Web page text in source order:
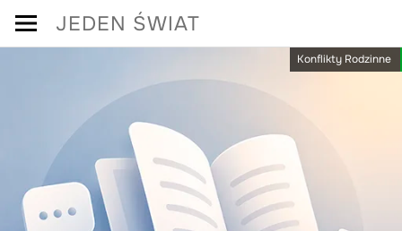
Skip
JEDEN ŚWIAT
Konflikty Rodzinne